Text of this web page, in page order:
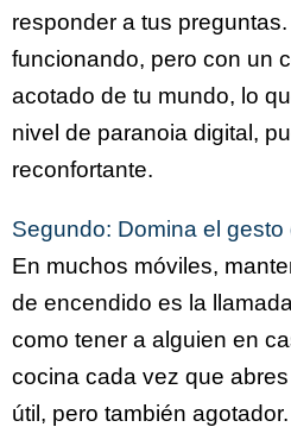
responder a tus
funcionando, pero con un
acotado de tu mundo, lo
nivel de paranoia digital,
reconfortante.
Segundo: Domina el gesto
En muchos móviles,
de encendido es la
como tener a alguien en
cocina cada vez que
útil, pero también agotador.